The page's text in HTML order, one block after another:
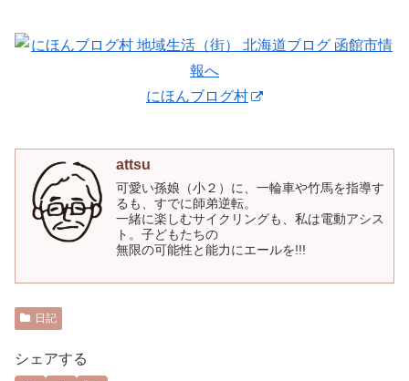
にほんブログ村
attsu
可愛い孫娘（小２）に、一輪車や竹馬を指導す
るも、すでに師弟逆転。
一緒に楽しむサイクリングも、私は電動アシス
ト。子どもたちの
無限の可能性と能力にエールを!!!
日記
シェアする